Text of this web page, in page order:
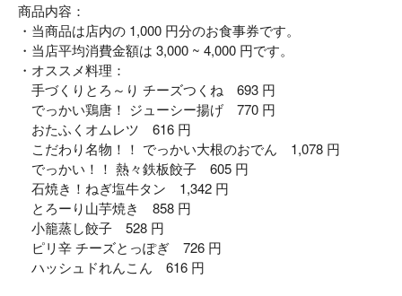
商品内容：
・当商品は店内の 1,000 円分のお食事券です。
・当店平均消費金額は 3,000 ~ 4,000 円です。
・オススメ料理：
手づくりとろ～り チーズつくね 693 円
でっかい鶏唐！ ジューシー揚げ 770 円
おたふくオムレツ 616 円
こだわり名物！！ でっかい大根のおでん 1,078 円
でっかい！！ 熱々鉄板餃子 605 円
石焼き！ねぎ塩牛タン 1,342 円
とろーり山芋焼き 858 円
小籠蒸し餃子 528 円
ピリ辛 チーズとっぽぎ 726 円
ハッシュドれんこん 616 円